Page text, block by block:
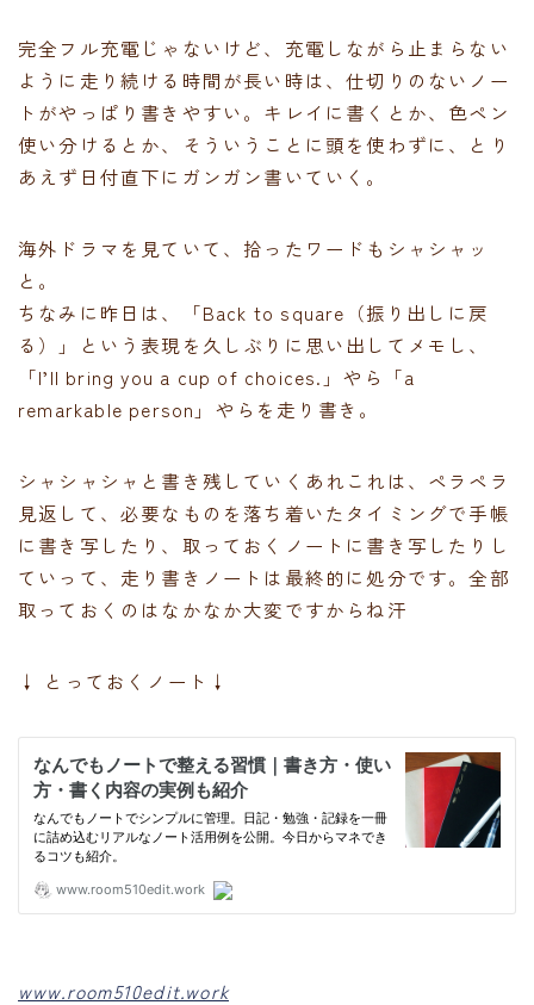
完全フル充電じゃないけど、充電しながら止まらない
ように走り続ける時間が長い時は、仕切りのないノー
トがやっぱり書きやすい。キレイに書くとか、色ペン
使い分けるとか、そういうことに頭を使わずに、とり
あえず日付直下にガンガン書いていく。
海外ドラマを見ていて、拾ったワードもシャシャッ
と。
ちなみに昨日は、「Back to square（振り出しに戻
る）」という表現を久しぶりに思い出してメモし、
「I’ll bring you a cup of choices.」やら「a
remarkable person」やらを走り書き。
シャシャシャと書き残していくあれこれは、ペラペラ
見返して、必要なものを落ち着いたタイミングで手帳
に書き写したり、取っておくノートに書き写したりし
ていって、走り書きノートは最終的に処分です。全部
取っておくのはなかなか大変ですからね汗
↓ とっておくノート↓
www.room510edit.work